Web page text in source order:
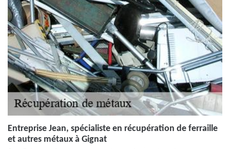
Entreprise Jean, spécialiste en récupération de ferraille
et autres métaux à Gignat